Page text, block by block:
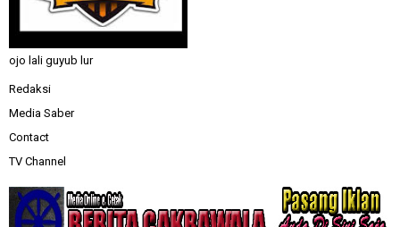
ojo lali guyub lur
Redaksi
Media Saber
Contact
TV Channel